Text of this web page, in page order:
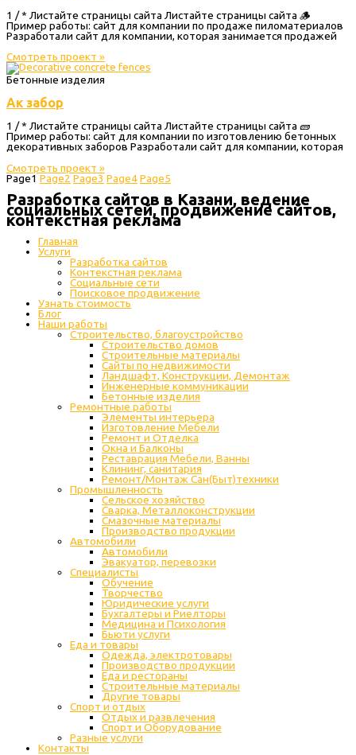
1 / * Листайте страницы сайта Листайте страницы сайта 🪵
Пример работы: сайт для компании по продаже пиломатериалов
Разработали сайт для компании, которая занимается продажей
Смотреть проект »
Бетонные изделия
Ак забор
1 / * Листайте страницы сайта Листайте страницы сайта 🧱
Пример работы: сайт для компании по изготовлению бетонных
декоративных заборов Разработали сайт для компании, которая
Смотреть проект »
Page1 Page2 Page3 Page4Page5
Разработка сайтов в Казани, ведение
социальных сетей, продвижение сайтов,
контекстная реклама
Главная
Услуги
Разработка сайтов
Контекстная реклама
Социальные сети
Поисковое продвижение
Узнать стоимость
Блог
Наши работы
Строительство, благоустройство
Строительство домов
Строительные материалы
Сайты по недвижимости
Ландшафт, Конструкции, Демонтаж
Инженерные коммуникации
Бетонные изделия
Ремонтные работы
Элементы интерьера
Изготовление Мебели
Ремонт и Отделка
Окна и Балконы
Реставрация Мебели, Ванны
Клининг, санитария
Ремонт/Монтаж Сан(Быт)техники
Промышленность
Cельское хозяйство
Сварка, Металлоконструкции
Cмазочные материалы
Производство продукции
Автомобили
Автомобили
Эвакуатор, перевозки
Специалисты
Обучение
Творчество
Юридические услуги
Бухгалтеры и Риелторы
Медицина и Психология
Бьюти услуги
Еда и товары
Одежда, электротовары
Производство продукции
Еда и рестораны
Строительные материалы
Другие товары
Спорт и отдых
Отдых и развлечения
Спорт и Оборудование
Разные услуги
Контакты